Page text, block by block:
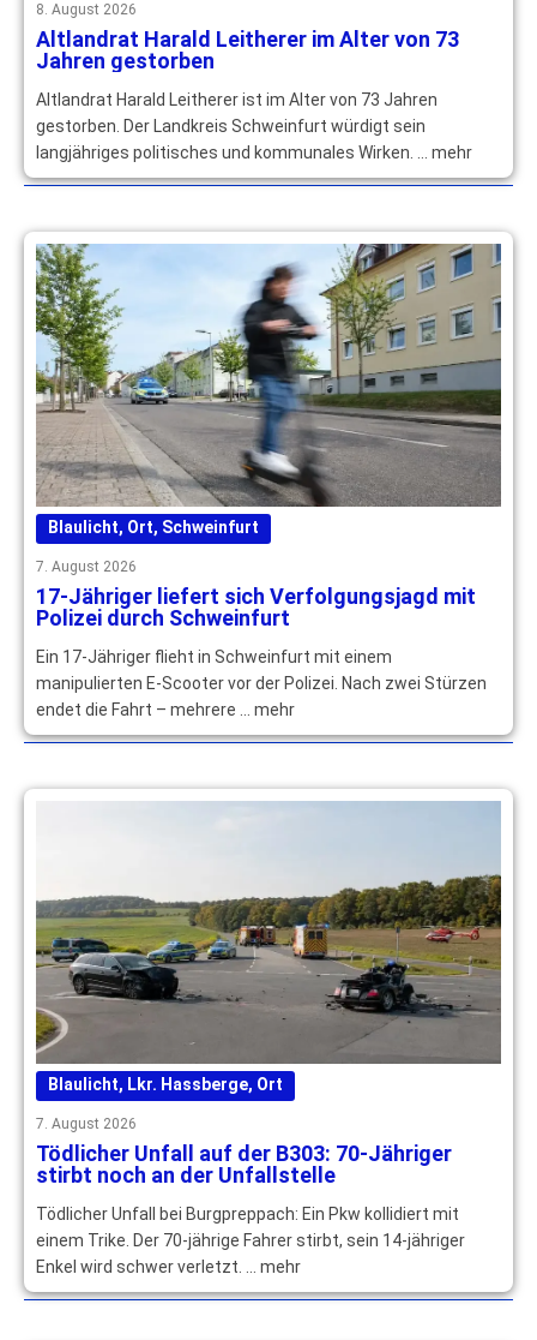
8. August 2026
Altlandrat Harald Leitherer im Alter von 73
Jahren gestorben
Altlandrat Harald Leitherer ist im Alter von 73 Jahren
gestorben. Der Landkreis Schweinfurt würdigt sein
langjähriges politisches und kommunales Wirken. … mehr
Blaulicht, Ort, Schweinfurt
7. August 2026
17-Jähriger liefert sich Verfolgungsjagd mit
Polizei durch Schweinfurt
Ein 17-Jähriger flieht in Schweinfurt mit einem
manipulierten E-Scooter vor der Polizei. Nach zwei Stürzen
endet die Fahrt – mehrere … mehr
Blaulicht, Lkr. Hassberge, Ort
7. August 2026
Tödlicher Unfall auf der B303: 70-Jähriger
stirbt noch an der Unfallstelle
Tödlicher Unfall bei Burgpreppach: Ein Pkw kollidiert mit
einem Trike. Der 70-jährige Fahrer stirbt, sein 14-jähriger
Enkel wird schwer verletzt. … mehr